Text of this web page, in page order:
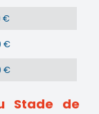
€
€
€
Stade de